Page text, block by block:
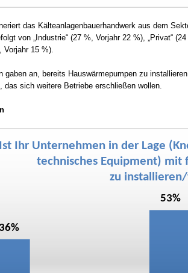
das Kälteanlagenbauerhandwerk aus dem
von „Industrie“ (27 %, Vorjahr 22 %), „Privat“
Vorjahr 15 %).
gaben an, bereits Hauswärmepumpen zu
sich weitere Betriebe erschließen wollen.